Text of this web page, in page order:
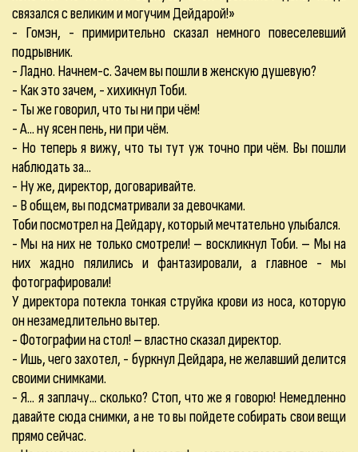
связался с великим и могучим Дейдарой!»
- Гомэн, - примирительно сказал немного повеселевший
подрывник.
- Ладно. Начнем-с. Зачем вы пошли в женскую душевую?
- Как это зачем, - хихикнул Тоби.
- Ты же говорил, что ты ни при чём!
- А... ну ясен пень, ни при чём.
- Но теперь я вижу, что ты тут уж точно при чём. Вы пошли
наблюдать за...
- Ну же, директор, договаривайте.
- В общем, вы подсматривали за девочками.
Тоби посмотрел на Дейдару, который мечтательно улыбался.
- Мы на них не только смотрели! – воскликнул Тоби. – Мы на
них жадно пялились и фантазировали, а главное - мы
фотографировали!
У директора потекла тонкая струйка крови из носа, которую
он незамедлительно вытер.
- Фотографии на стол! – властно сказал директор.
- Ишь, чего захотел, - буркнул Дейдара, не желавший делится
своими снимками.
- Я... я заплачу... сколько? Стоп, что же я говорю! Немедленно
давайте сюда снимки, а не то вы пойдете собирать свои вещи
прямо сейчас.